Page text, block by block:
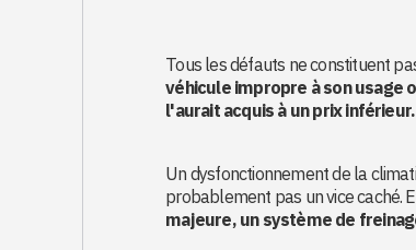
Tous les défauts ne constituent
véhicule impropre à son usage
l'aurait acquis à un prix inférieur.
Un dysfonctionnement de la
probablement pas un vice caché.
majeure, un système de